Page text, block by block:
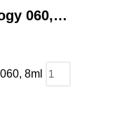
060,…
8ml